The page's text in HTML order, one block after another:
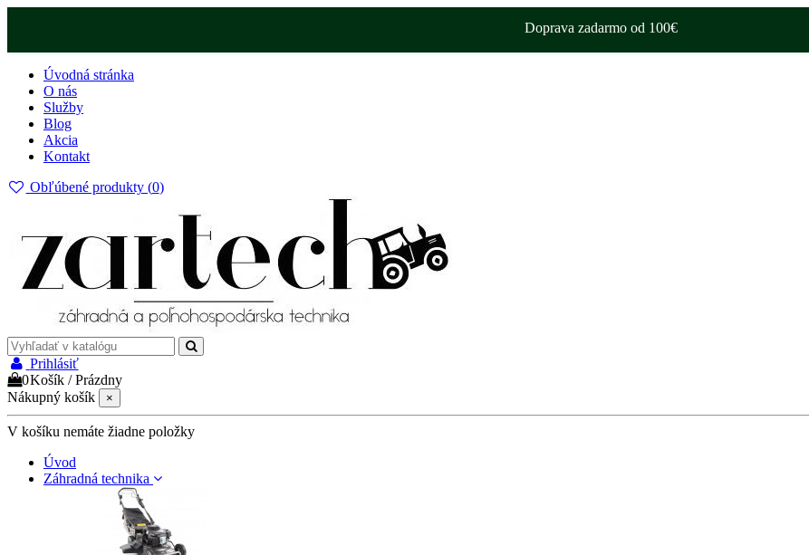
Doprava zadarmo od 100€
Úvodná stránka
O nás
Služby
Blog
Akcia
Kontakt
Obľúbené produkty (0)
Prihlásiť
0Košík /Prázdny
Nákupný košík
×
V košíku nemáte žiadne položky
Úvod
Záhradná technika